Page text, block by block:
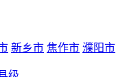
新乡市 焦作市 濮阳市